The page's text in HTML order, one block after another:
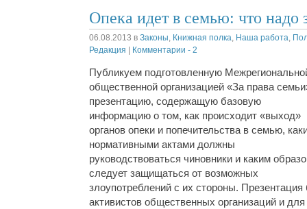
Опека идет в семью: что надо
06.08.2013 в Законы, Книжная полка, Наша работа,
Редакция
Комментарии - 2
Публикуем подготовленную
общественной организацией «За права
презентацию, содержащую базовую
информацию о том, как происходит «выход»
органов опеки и попечительства в семью,
нормативными актами должны
руководствоваться чиновники и каким
следует защищаться от возможных
злоупотреблений с их стороны. Презентация
активистов общественных организаций и для